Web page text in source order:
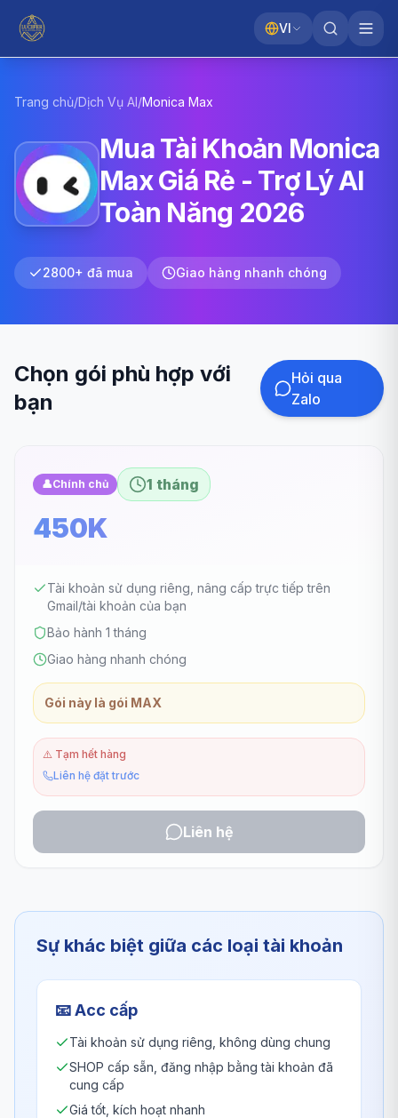
VI
Trang chủ/Dịch Vụ AI/Monica Max
Mua Tài Khoản Monica
Max Giá Rẻ - Trợ Lý AI
Toàn Năng 2026
2800+ đã mua Giao hàng nhanh chóng
Chọn gói phù hợp với
bạn
Hỏi qua
Zalo
👤Chính chủ 1 tháng
450K
Tài khoản sử dụng riêng, nâng cấp trực tiếp trên
Gmail/tài khoản của bạn
Bảo hành 1 tháng
Giao hàng nhanh chóng
Gói này là gói MAX
⚠️ Tạm hết hàng
Liên hệ đặt trước
Liên hệ
Sự khác biệt giữa các loại tài khoản
📧Acc cấp
Tài khoản sử dụng riêng, không dùng chung
SHOP cấp sẵn, đăng nhập bằng tài khoản đã
cung cấp
Giá tốt, kích hoạt nhanh